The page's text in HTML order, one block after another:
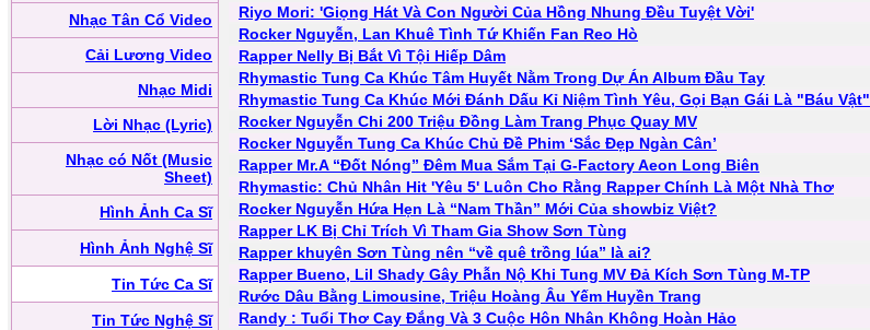
Nhạc Tân Cổ Video
Cải Lương Video
Nhạc Midi
Lời Nhạc (Lyric)
Nhạc có Nốt (Music
Sheet)
Hình Ảnh Ca Sĩ
Hình Ảnh Nghệ Sĩ
Tin Tức Ca Sĩ
Tin Tức Nghệ Sĩ
Riyo Mori: 'Giọng Hát Và Con Người Của Hồng Nhung Đều Tuyệt Vời'
Rocker Nguyễn, Lan Khuê Tình Tứ Khiến Fan Reo Hò
Rapper Nelly Bị Bắt Vì Tội Hiếp Dâm
Rhymastic Tung Ca Khúc Tâm Huyết Nằm Trong Dự Án Album Đầu Tay
Rhymastic Tung Ca Khúc Mới Đánh Dấu Kỉ Niệm Tình Yêu, Gọi Bạn Gái Là "Báu Vật"
Rocker Nguyễn Chi 200 Triệu Đồng Làm Trang Phục Quay MV
Rocker Nguyễn Tung Ca Khúc Chủ Đề Phim ‘Sắc Đẹp Ngàn Cân’
Rapper Mr.A “Đốt Nóng” Đêm Mua Sắm Tại G-Factory Aeon Long Biên
Rhymastic: Chủ Nhân Hit 'Yêu 5' Luôn Cho Rằng Rapper Chính Là Một Nhà Thơ
Rocker Nguyễn Hứa Hẹn Là “Nam Thần” Mới Của showbiz Việt?
Rapper LK Bị Chỉ Trích Vì Tham Gia Show Sơn Tùng
Rapper khuyên Sơn Tùng nên “về quê trồng lúa” là ai?
Rapper Bueno, Lil Shady Gây Phẫn Nộ Khi Tung MV Đả Kích Sơn Tùng M-TP
Rước Dâu Bằng Limousine, Triệu Hoàng Âu Yếm Huyền Trang
Randy : Tuổi Thơ Cay Đắng Và 3 Cuộc Hôn Nhân Không Hoàn Hảo